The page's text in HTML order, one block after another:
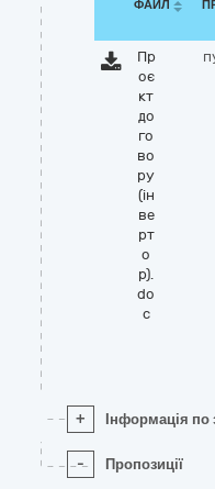
ФАЙЛ
Пр
оє
кт
до
го
во
ру
(ін
ве
рт
о
р).
do
c
+ Інформація по
- Пропозиції